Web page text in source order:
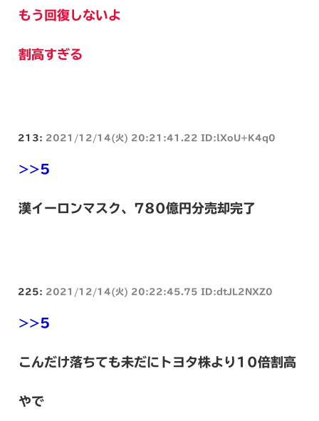
もう回復しないよ
割高すぎる
213: 2021/12/14(火) 20:21:41.22 ID:lXoU+K4q0
>>5
漢イーロンマスク、780億円分売却完了
225: 2021/12/14(火) 20:22:45.75 ID:dtJL2NXZ0
>>5
こんだけ落ちても未だにトヨタ株より10倍割高
やで